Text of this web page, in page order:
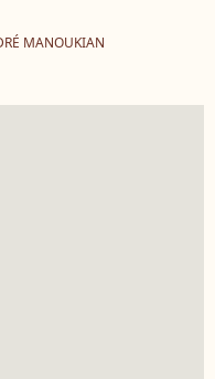
MANOUKIAN